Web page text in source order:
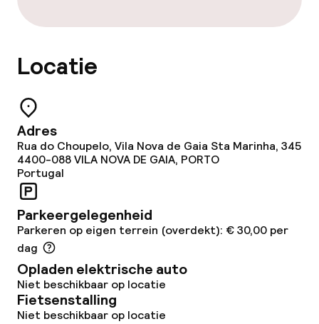
Entertainment
Betaalde wifi
Terras
Zonneterras
Eet- en drinkgelegenheden
Restaurant
Bar
Locatie
Adres
Rua do Choupelo, Vila Nova de Gaia Sta Marinha, 345
4400-088VILA NOVA DE GAIA, PORTO
Portugal
Parkeergelegenheid
Parkeren op eigen terrein (overdekt): € 30,00 per
dag
Opladen elektrische auto
Niet beschikbaar op locatie
Fietsenstalling
Niet beschikbaar op locatie